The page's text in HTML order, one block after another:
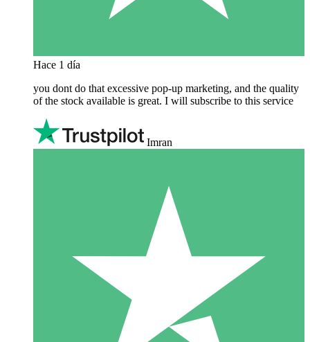
Hace 1 día
you dont do that excessive pop-up marketing, and the quality
of the stock available is great. I will subscribe to this service
Imran